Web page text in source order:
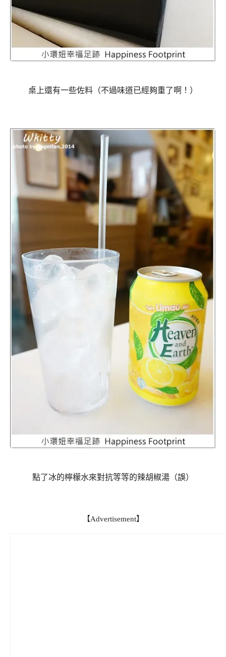
桌上還有一些佐料（不過味道已經夠重了啊！）
點了冰的檸檬水來對抗等等的辣胡椒湯（誤）
【Advertisement】